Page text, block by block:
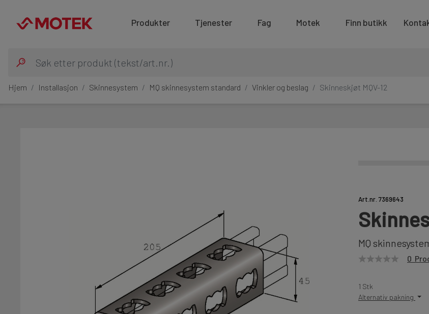
Produkter Tjenester Fag Motek Finn butikk
Hjem Installasjon Skinnesystem MQ skinnesystem standard Vinkler og beslag Skinneskjøt MQV-12
Art.nr. 7369643
MQ
0
1 Stk
Alternativ pakning